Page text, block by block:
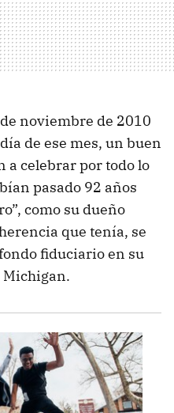
noviembre de 2010
de ese mes, un buen
a celebrar por todo lo
pasado 92 años
como su dueño
que tenía, se
fiduciario en su
Michigan.